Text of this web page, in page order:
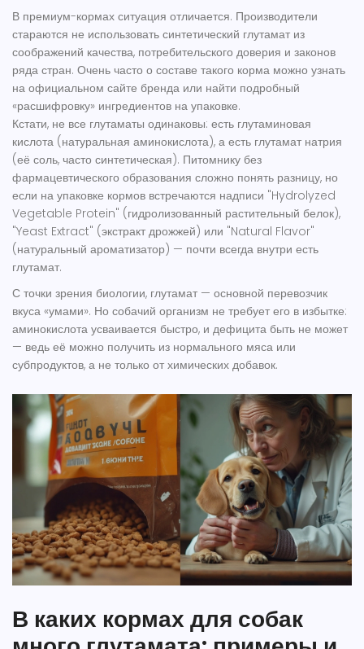
В премиум-кормах ситуация отличается. Производители
стараются не использовать синтетический глутамат из
соображений качества, потребительского доверия и законов
ряда стран. Очень часто о составе такого корма можно узнать
на официальном сайте бренда или найти подробный
«расшифровку» ингредиентов на упаковке.
Кстати, не все глутаматы одинаковы: есть глутаминовая
кислота (натуральная аминокислота), а есть глутамат натрия
(её соль, часто синтетическая). Питомнику без
фармацевтического образования сложно понять разницу, но
если на упаковке кормов встречаются надписи "Hydrolyzed
Vegetable Protein" (гидролизованный растительный белок),
"Yeast Extract" (экстракт дрожжей) или "Natural Flavor"
(натуральный ароматизатор) — почти всегда внутри есть
глутамат.
С точки зрения биологии, глутамат — основной перевозчик
вкуса «умами». Но собачий организм не требует его в избытке:
аминокислота усваивается быстро, и дефицита быть не может
— ведь её можно получить из нормального мяса или
субпродуктов, а не только от химических добавок.
В каких кормах для собак